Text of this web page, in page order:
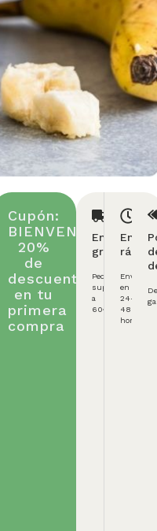
Cupón:
BIENVENIDA
20%
de
descuento
en tu
primera
compra
Envío
gratuito
Pedidos
superiores
a
60€
rápida
Enviamos
en
24-
48
horas